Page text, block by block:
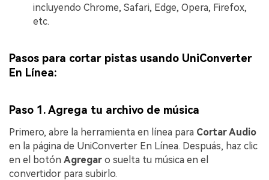
incluyendo Chrome, Safari, Edge, Opera, Firefox,
etc.
Pasos para cortar pistas usando UniConverter
En Línea:
Paso 1. Agrega tu archivo de música
Primero, abre la herramienta en línea para Cortar Audio
en la página de UniConverter En Línea. Despuás, haz clic
en el botón Agregar o suelta tu música en el
convertidor para subirlo.